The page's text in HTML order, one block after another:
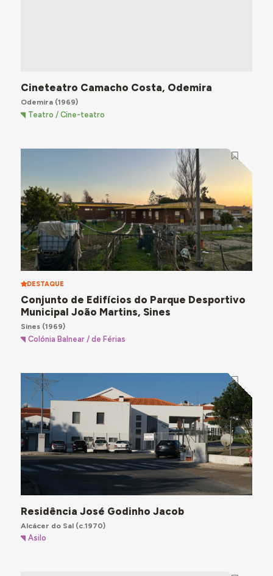
Cineteatro Camacho Costa, Odemira
Odemira(1969)
Teatro / Cine-teatro
DESTAQUE
Conjunto de Edifícios do Parque Desportivo
Municipal João Martins, Sines
Sines(1969)
Colónia Balnear / de Férias
Residência José Godinho Jacob
Alcácer do Sal(c.1970)
Asilo